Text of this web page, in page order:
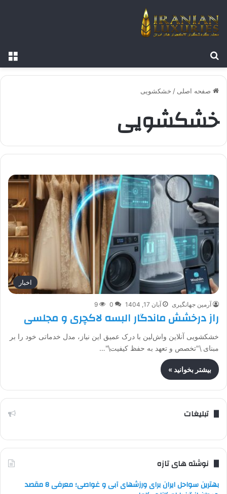
صفحه اصلی / خشکشویی
خشکشویی
اخبار
آرمین جهانگیری آبان 17, 1404 0
9
راز درخشش ماندگار البسه لاکچری و مجلسی
خشکشویی آنلاین واش‌لین با درک عمیق این نیاز، مدل خدماتی خود را بر
مبنای \"تخصص و تعهد به حفظ کیفیت\"…
بیشتر بخوانید »
تبلیغات
نوشته های تازه
بهترین سواحل ایران برای ورزشهای آبی و غواصی؛ معرفی 8 مقصد